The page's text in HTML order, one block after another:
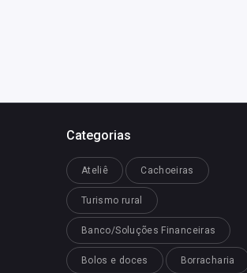
Categorias
Ateliê Cachoeiras
Turismo rural
Banco/Soluções Financeiras
Bolos e doces Borracharia